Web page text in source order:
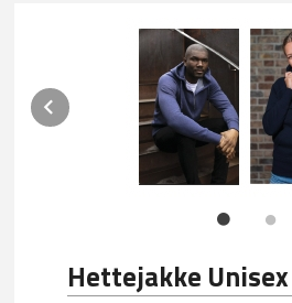
Prev
Hettejakke